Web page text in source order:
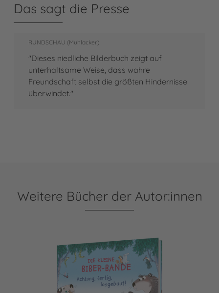
Das sagt die Presse
RUNDSCHAU (Mühlacker)
"Dieses niedliche Bilderbuch zeigt auf
unterhaltsame Weise, dass wahre
Freundschaft selbst die größten Hindernisse
überwindet."
Weitere Bücher der Autor:innen